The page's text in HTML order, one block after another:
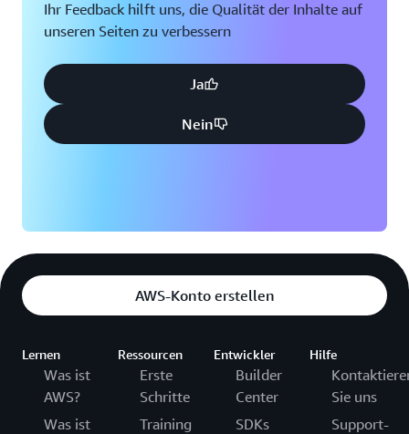
ausgeklügelte Datenisolierung zwischen mehreren
wächst.
Ihr Feedback hilft uns, die Qualität der Inhalte auf
unseren Seiten zu verbessern
Ja
Nein
AWS-Konto erstellen
Lernen
Was ist
AWS?
Was ist
Ressourcen
Erste
Schritte
Training
Entwickler
Builder
Center
SDKs
Hilfe
Sie uns
Support-